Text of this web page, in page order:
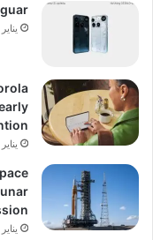
يناير 20, 2026
يناير 20, 2026
يناير 20, 2026